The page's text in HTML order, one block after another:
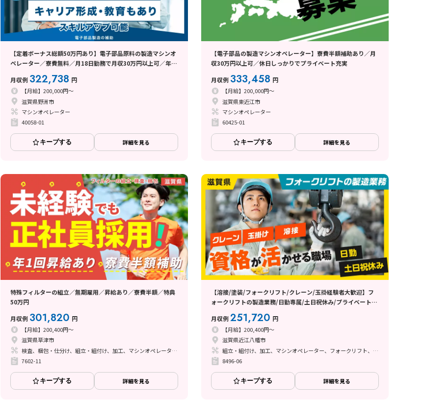
【定着ボーナス総額50万円あり】電子部品原料の製造マシンオ
ペレーター／寮費無料／月18日勤務で月収30万円以上可／年間
月収例 322,738 円
【月給】200,000円～
滋賀県野洲市
マシンオペレーター
40058-01
キープする 詳細を見る
【電子部品の製造マシンオペレーター】寮費半額補助あり／月
収30万円以上可／休日しっかりでプライベート充実
月収例 333,458 円
【月給】200,000円～
滋賀県東近江市
マシンオペレーター
60425-01
キープする 詳細を見る
特殊フィルターの組立／無期雇用／昇給あり／寮費半額／特典
50万円
月収例 301,820 円
【月給】200,400円～
滋賀県草津市
検査、梱包・仕分け、組立・組付け、加工、マシンオペレーター、立ち作業、その他
7602-11
キープする 詳細を見る
【溶接/塗装/フォークリフト/クレーン/玉掛経験者大歓迎】フ
ォークリフトの製造業務/日勤専属/土日祝休み/プライベート充
月収例251,720 円
【月給】200,400円～
滋賀県近江八幡市
組立・組付け、加工、マシンオペレーター、フォークリフト、玉掛け・クレーン、ライン作業、立ち作業、溶接、塗装
8496-06
キープする 詳細を見る